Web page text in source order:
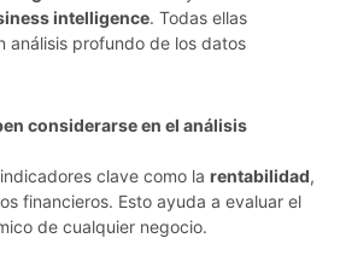
intelligence. Todas ellas
análisis profundo de los datos
considerarse en el análisis
clave como la rentabilidad,
financieros. Esto ayuda a evaluar el
de cualquier negocio.